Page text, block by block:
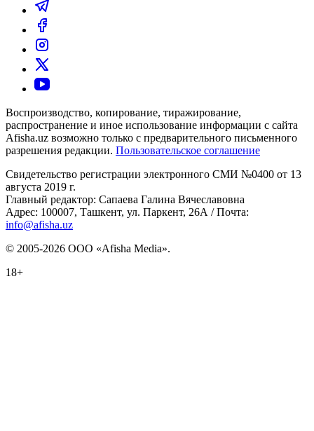
Воспроизводство, копирование, тиражирование,
распространение и иное использование информации с сайта
Afisha.uz возможно только с предварительного письменного
разрешения редакции. Пользовательское соглашение
Свидетельство регистрации электронного СМИ №0400 от 13
августа 2019 г.
Главный редактор: Сапаева Галина Вячеславовна
Адрес: 100007, Ташкент, ул. Паркент, 26А / Почта:
info@afisha.uz
© 2005-2026 ООО «Afisha Media».
18+